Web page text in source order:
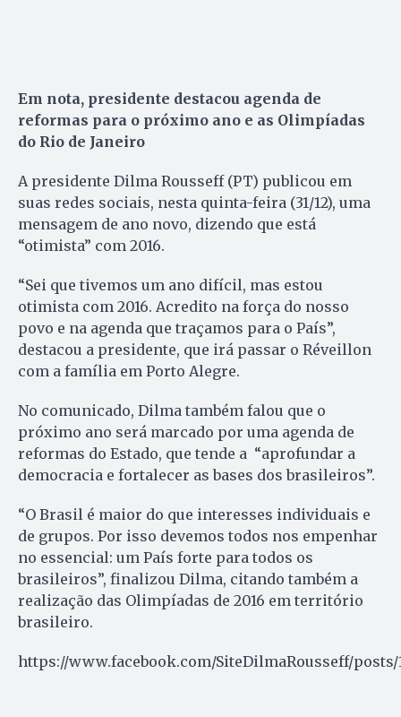
Em nota, presidente destacou agenda de
reformas para o próximo ano e as Olimpíadas
do Rio de Janeiro
A presidente Dilma Rousseff (PT) publicou em
suas redes sociais, nesta quinta-feira (31/12), uma
mensagem de ano novo, dizendo que está
“otimista” com 2016.
“Sei que tivemos um ano difícil, mas estou
otimista com 2016. Acredito na força do nosso
povo e na agenda que traçamos para o País”,
destacou a presidente, que irá passar o Réveillon
com a família em Porto Alegre.
No comunicado, Dilma também falou que o
próximo ano será marcado por uma agenda de
reformas do Estado, que tende a “aprofundar a
democracia e fortalecer as bases dos brasileiros”.
“O Brasil é maior do que interesses individuais e
de grupos. Por isso devemos todos nos empenhar
no essencial: um País forte para todos os
brasileiros”, finalizou Dilma, citando também a
realização das Olimpíadas de 2016 em território
brasileiro.
https://www.facebook.com/SiteDilmaRousseff/posts/